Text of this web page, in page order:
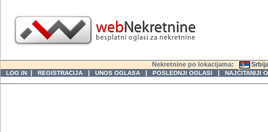
Nekretnine po lokacijama:
LOG IN | REGISTRACIJA | UNOS OGLASA | POSLEDNJI OGLASI | NAJČITANIJI